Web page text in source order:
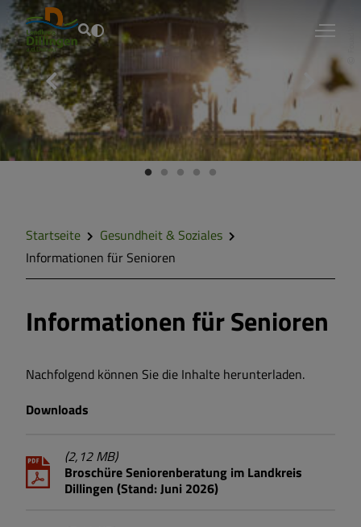
Aktuelles &
Kurzinfos
Landkreis &Bürgerservice
Bildung &Kultur
Fouad Vollmer
Startseite
Gesundheit & Soziales
Informationen für Senioren
Informationen für Senioren
Nachfolgend können Sie die Inhalte herunterladen.
Downloads
(2,12 MB)
Broschüre Seniorenberatung im Landkreis
Dillingen (Stand: Juni 2026)